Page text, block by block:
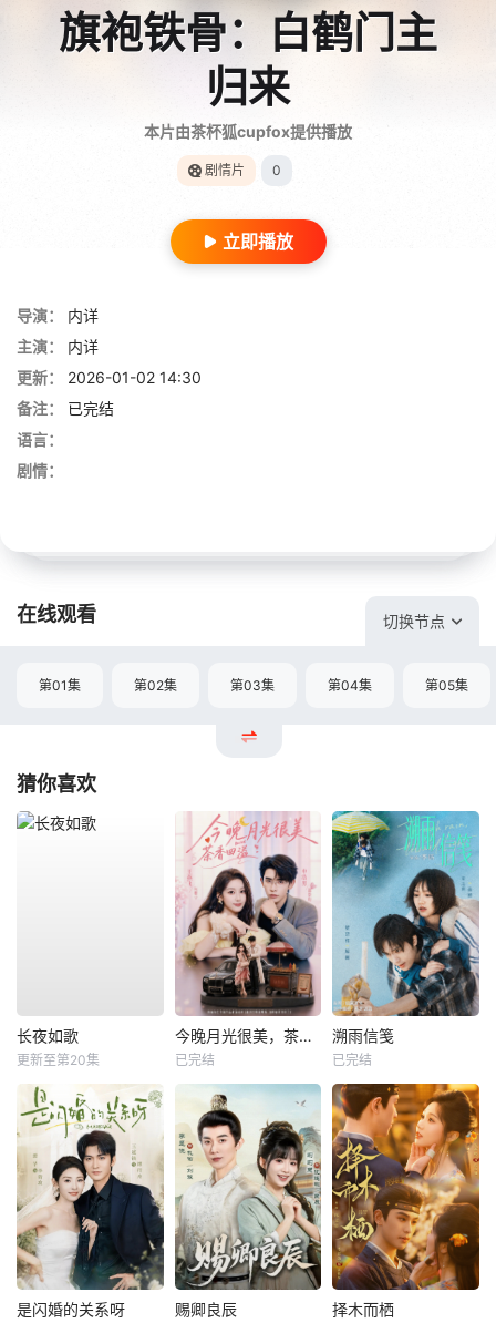
旗袍铁骨：白鹤门主
归来
本片由茶杯狐cupfox提供播放
剧情片 0
立即播放
导演：
内详
主演：
内详
更新：
2026-01-02 14:30
备注：
已完结
语言：
剧情：
在线观看 切换节点
第01集 第02集 第03集 第04集 第05集
猜你喜欢
长夜如歌
更新至第20集
今晚月光很美，茶香四溢
已完结
溯雨信笺
已完结
是闪婚的关系呀 赐卿良辰 择木而栖